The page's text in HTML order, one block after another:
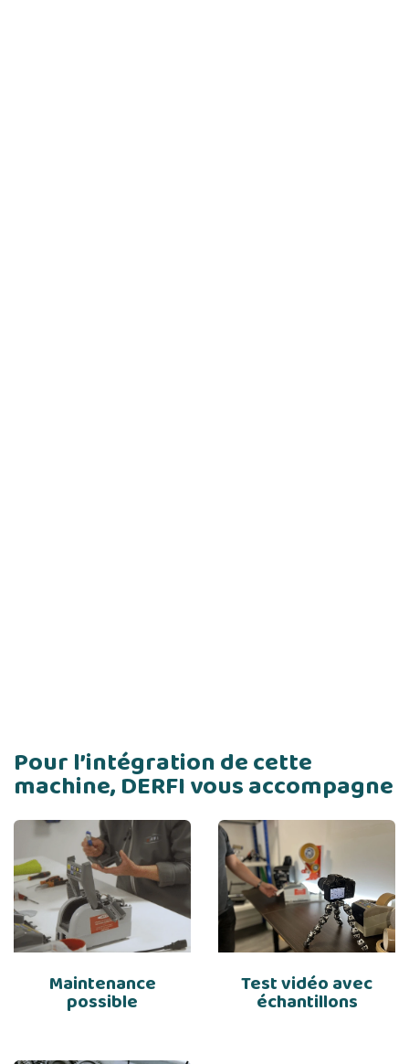
Pour l’intégration de cette
machine, DERFI vous accompagne
Maintenance
possible
Test vidéo avec
échantillons